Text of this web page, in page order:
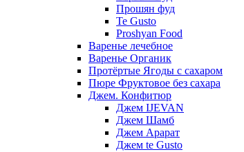
Прошян фуд
Te Gusto
Proshyan Food
Варенье лечебное
Варенье Органик
Протёртые Ягоды с сахаром
Пюре Фруктовое без сахара
Джем. Конфитюр
Джем IJEVAN
Джем Шамб
Джем Арарат
Джем te Gusto